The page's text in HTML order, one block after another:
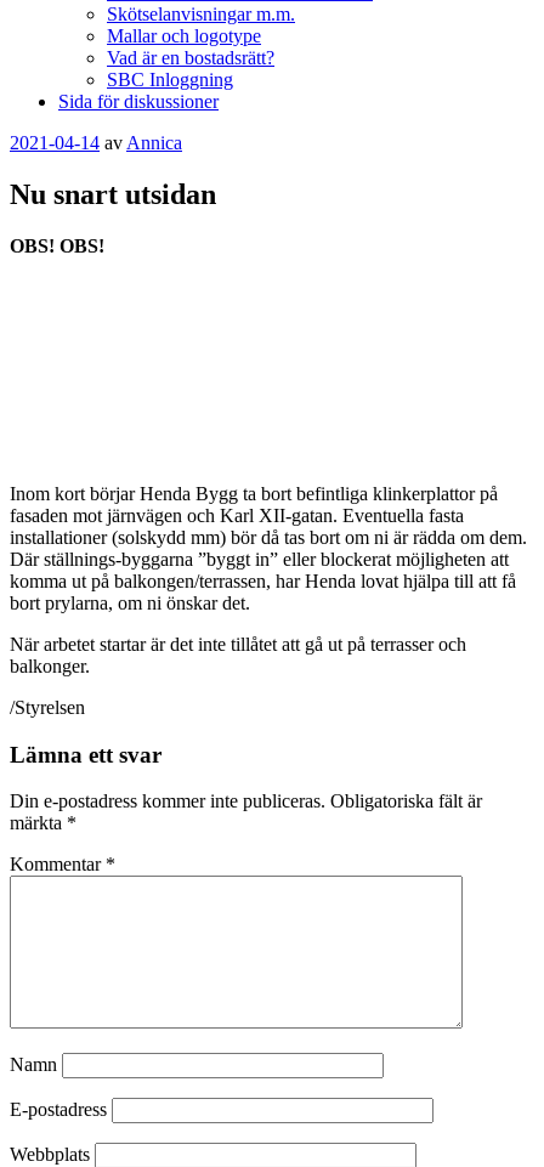
Skötselanvisningar m.m.
Mallar och logotype
Vad är en bostadsrätt?
SBC Inloggning
Sida för diskussioner
Publicerat
2021-04-14 av Annica
Nu snart utsidan
OBS! OBS!
Inom kort börjar Henda Bygg ta bort befintliga klinkerplattor på
fasaden mot järnvägen och Karl XII-gatan. Eventuella fasta
installationer (solskydd mm) bör då tas bort om ni är rädda om dem.
Där ställnings-byggarna ”byggt in” eller blockerat möjligheten att
komma ut på balkongen/terrassen, har Henda lovat hjälpa till att få
bort prylarna, om ni önskar det.
När arbetet startar är det inte tillåtet att gå ut på terrasser och
balkonger.
/Styrelsen
Lämna ett svar
Din e-postadress kommer inte publiceras. Obligatoriska fält är
märkta *
Kommentar *
Namn
E-postadress
Webbplats